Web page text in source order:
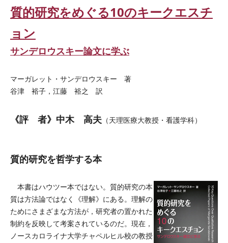
質的研究をめぐる10のキークエスチ
ョン
サンデロウスキー論文に学ぶ
マーガレット・サンデロウスキー 著
谷津 裕子，江藤 裕之 訳
《評 者》中木 高夫 （天理医療大教授・看護学科）
質的研究を哲学する本
本書はハウツー本ではない。質的研究の本
質は方法論ではなく《理解》にある。理解の
ためにさまざまな方法が，研究者の置かれた
制約を反映して考案されているのだ。現在，
ノースカロライナ大学チャペルヒル校の教授